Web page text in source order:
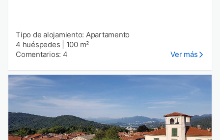
Tipo de alojamiento: Apartamento
4 huéspedes
100 m²
Comentarios: 4
Ver más